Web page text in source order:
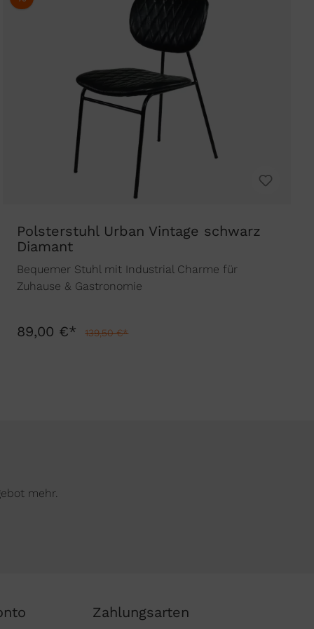
Polsterstuhl Urban Vintage schwarz
Diamant
Bequemer Stuhl mit Industrial Charme für
Zuhause & Gastronomie
89,00 €* 139,50 €*
mehr.
Zahlungsarten